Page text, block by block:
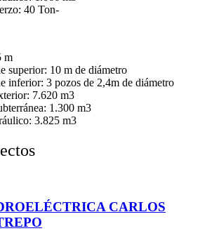
40 Ton-
m
superior: 10 m de diámetro
inferior: 3 pozos de 2,4m de diámetro
7.620 m3
1.300 m3
3.825 m3
CARLOS